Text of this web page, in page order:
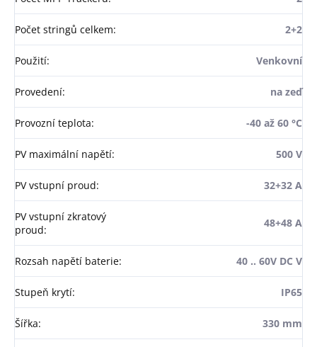
Počet stringů celkem: 2+2
Použití: Venkovní
Provedení: na zeď
Provozní teplota: -40 až 60 °C
PV maximální napětí: 500 V
PV vstupní proud: 32+32 A
PV vstupní zkratový
proud:
48+48 A
Rozsah napětí baterie: 40 .. 60V DC V
Stupeň krytí: IP65
Šířka: 330 mm